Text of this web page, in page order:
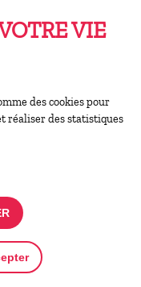
tous
VIE
des cookies pour
réaliser des statistiques